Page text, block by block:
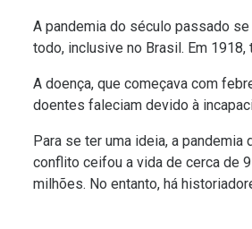
A pandemia do século passado
todo, inclusive no Brasil. Em
A doença, que começava com
doentes faleciam devido à
Para se ter uma ideia, a
conflito ceifou a vida de cerca de
milhões. No entanto, há